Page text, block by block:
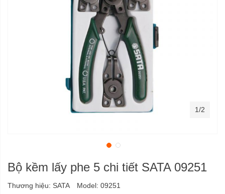
Bộ kềm lấy phe 5 chi tiết SATA 09251
Thương hiệu: SATA Model: 09251
1/2